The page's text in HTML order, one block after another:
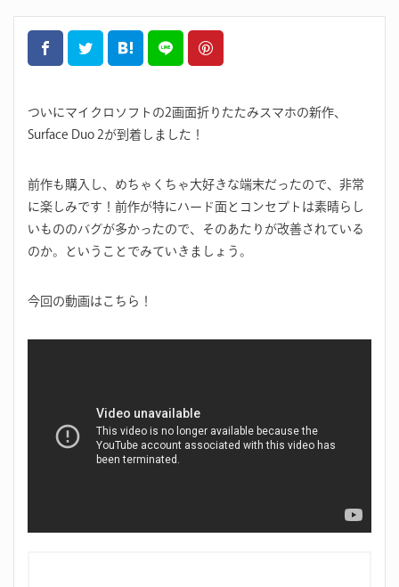
ついにマイクロソフトの2画面折りたたみスマホの新作、
Surface Duo 2が到着しました！
前作も購入し、めちゃくちゃ大好きな端末だったので、非常
に楽しみです！前作が特にハード面とコンセプトは素晴らし
いもののバグが多かったので、そのあたりが改善されている
のか。ということでみていきましょう。
今回の動画はこちら！